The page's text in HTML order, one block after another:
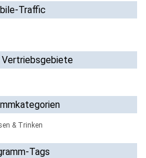
Traffic
Vertriebsgebiete
& Trinken
Tags